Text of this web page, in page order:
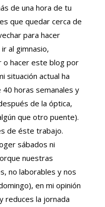
de una hora de tu
que quedar cerca de
para hacer
al gimnasio,
o hacer este blog por
situación actual ha
horas semanales y
de la óptica,
que otro puente).
de éste trabajo.
sábados ni
nuestras
no laborables y nos
en mi opinión
reduces la jornada